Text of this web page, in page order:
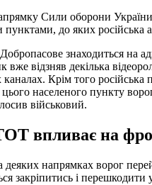
Сили оборони України
до яких російська
знаходиться на
вже відзняв декілька
Крім того російська
населеного пункту
військовий.
впливає на
напрямках ворог
закріпитись і